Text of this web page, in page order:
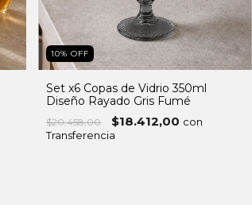
10%OFF
Set x6 Copas de Vidrio 350ml
Diseño Rayado Gris Fumé
$20.458,00 $18.412,00 con
Transferencia